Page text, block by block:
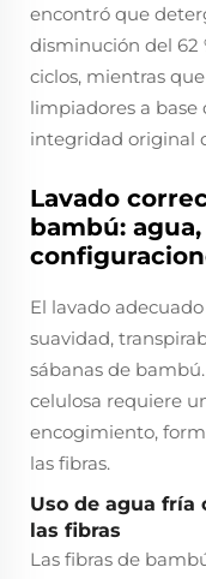
encontró que
disminución del 62
ciclos, mientras
limpiadores a base
integridad original
Lavado
bambú:
El lavado
suavidad,
sábanas de
celulosa requiere
encogimiento,
las fibras.
Uso de agua fría
las fibras
Las fibras de